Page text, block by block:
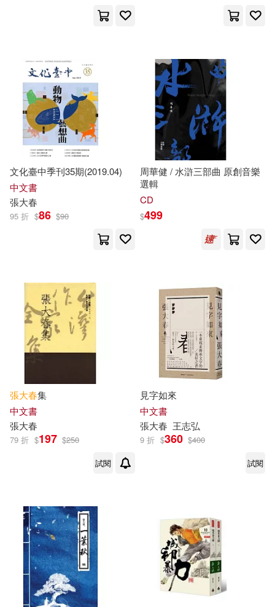
文化臺中季刊35期(2019.04)
中文書
張大春
95 折 $86 $90
周華健 / 水滸三部曲 原創音樂
選輯
CD
$499
張大春集
中文書
張大春
79 折 $197 $250
試閱
見字如來
中文書
張大春 王志弘
9 折 $360 $400
試閱